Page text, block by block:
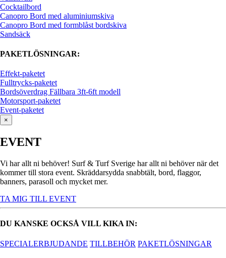
Cocktailbord
Canopro Bord med aluminiumskiva
Canopro Bord med formblåst bordskiva
Sandsäck
PAKETLÖSNINGAR:
Effekt-paketet
Fulltrycks-paketet
Bordsöverdrag Fällbara 3ft-6ft modell
Motorsport-paketet
Event-paketet
×
EVENT
Vi har allt ni behöver! Surf & Turf Sverige har allt ni behöver när det
kommer till stora event. Skräddarsydda snabbtält, bord, flaggor,
banners, parasoll och mycket mer.
TA MIG TILL EVENT
DU KANSKE OCKSÅ VILL KIKA IN:
SPECIALERBJUDANDE TILLBEHÖR PAKETLÖSNINGAR